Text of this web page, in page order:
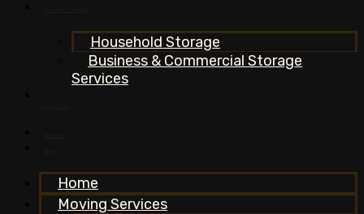
Household Storage
Business & Commercial Storage
Services
Home
Moving Services